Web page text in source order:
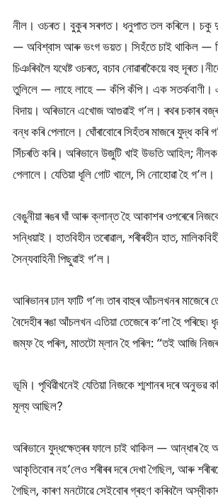
নীল। ওচৰত। বুকুৰ সৰগত। ধনুপাত তল কৰিলে। চকু
— অবিশ্বাস আৰু ভংগ ভয়ত। সিহঁতে চাই থাকিল —
চিঞৰিবলৈ যথেষ্ট ওচৰত, বচাব নোৱাৰাকৈয়ে বহু
তুলিলে — লাহে লাহে — কঁপি কঁপি। এক সতৰ্কবাণী।
বিদায়। অৰিভানে এখোজ আগুৱাই গ’ল। ৰথৰ চকাৰ
বন্ধ কৰি পেলালে। ঘোঁৰাবোৰে সিহঁতৰ মাজৰে যুদ্ধ কৰি
সিঁচৰতি কৰি। অৰিভানে উজুটি খাই উভতি আহিল; নীলক
পেলালে। যেতিয়া ধূলি গোট খালে, সি নোহোৱা হৈ গ’ল।
বেঙুনীয়া ৰঙৰ ঘাঁ আৰু ক্লান্ত হৈ আকাশৰ ওপৰেৰে
সন্ধিয়াই। হাতবিহীন তৰোৱাল, শৰীৰহীন হাত,
সৈন্যবাহিনী পিছুৱাই গ’ল।
আৰিভানৰ ঢাল ফাটি গ’ল৷ তাৰ বাহুৰ আঁচলখনৰ
বৈদেহীৰ ৰঙা আঁচলখন এতিয়া তেজেৰে ক’লা হৈ
জম্ফ হৈ পৰিল, মাতটো ম্লান হৈ পৰিল: “তই আজি নিজৰ
ভূমি। পৃথিৱীখনেই যেতিয়া নিজকে শ্মশানৰ দৰে অনুভৱ
মূল্য আছিল?
অৰিভানে যুদ্ধক্ষেত্ৰৰ ফালে চাই থাকিল — আন্ধাৰ হৈ
আকৃতিবোৰ নহ’লেও শৰীৰৰ দৰে দেখা গৈছিল, আৰু
গৈছিল, কাৰণ মনটোৱে সেইবোৰ গ্ৰহণ কৰিবলৈ